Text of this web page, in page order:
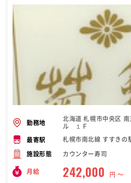
勤務地
北海道 札幌市中央区
ル １Ｆ
最寄駅 札幌市南北線 すすきの
施設形態 カウンター寿司
月給 242,000 円 〜